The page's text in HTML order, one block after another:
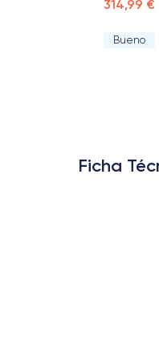
314,99 €
Bueno
Ficha